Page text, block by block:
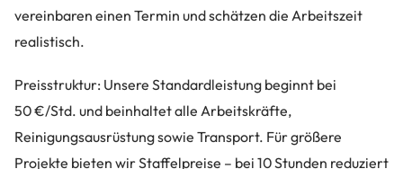
vereinbaren einen Termin und schätzen die Arbeitszeit
realistisch.
Preisstruktur: Unsere Standardleistung beginnt bei
50 €/Std. und beinhaltet alle Arbeitskräfte,
Reinigungsausrüstung sowie Transport. Für größere
Projekte bieten wir Staffelpreise – bei 10 Stunden reduziert